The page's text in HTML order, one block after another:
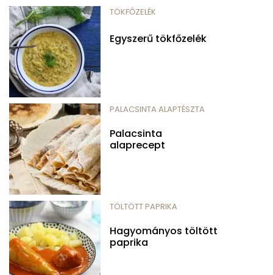
TÖKFŐZELÉK
Egyszerű tökfőzelék
PALACSINTA ALAPTÉSZTA
Palacsinta
alaprecept
TÖLTÖTT PAPRIKA
Hagyományos töltött
paprika